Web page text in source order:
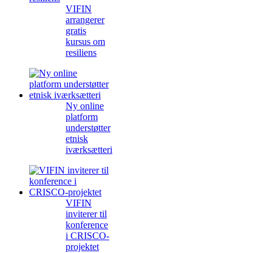
VIFIN
arrangerer
gratis
kursus om
resiliens
Ny online
platform
understøtter
etnisk
iværksætteri
VIFIN
inviterer til
konference
i CRISCO-
projektet